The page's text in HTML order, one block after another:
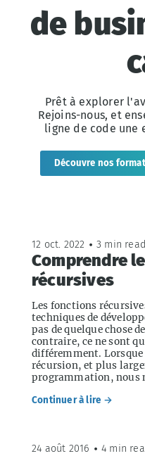
de
Prêt à explorer
Rejoins-nous, et
ligne de code une
Découvre nos
12 oct. 2022 • 3 min read
Comprendre
récursives
Les fonctions
techniques de
pas de quelque chose
contraire, ce ne sont
différemment.
récursion, et plus
programmation, nous
Continuer à lire →
24 août 2016 • 4 min